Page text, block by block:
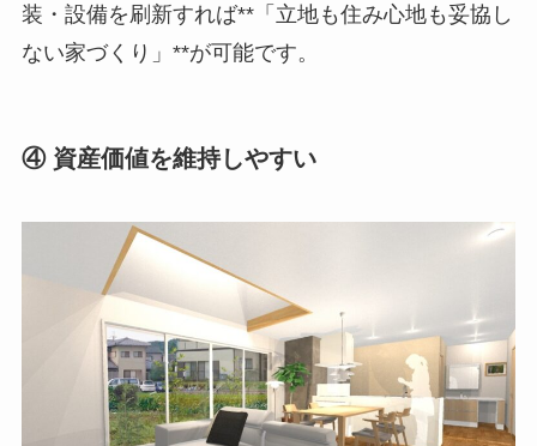
装・設備を刷新すれば**「立地も住み心地も妥協し
ない家づくり」**が可能です。
④ 資産価値を維持しやすい